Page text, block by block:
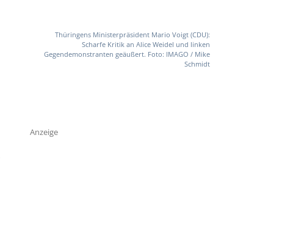
Thüringens Ministerpräsident Mario Voigt (CDU):
Scharfe Kritik an Alice Weidel und linken
Gegendemonstranten geäußert. Foto: IMAGO / Mike
Schmidt
Anzeige